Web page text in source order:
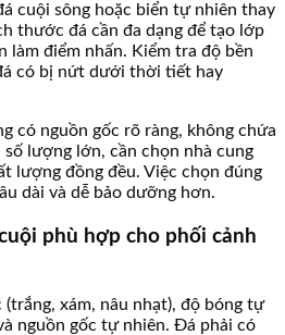
cuội sông hoặc biển tự nhiên thay
thước đá cần đa dạng để tạo lớp
làm điểm nhấn. Kiểm tra độ bền
có bị nứt dưới thời tiết hay
có nguồn gốc rõ ràng, không chứa
lượng lớn, cần chọn nhà cung
lượng đồng đều. Việc chọn đúng
dài và dễ bảo dưỡng hơn.
phù hợp cho phối cảnh
(trắng, xám, nâu nhạt), độ bóng tự
nguồn gốc tự nhiên. Đá phải có